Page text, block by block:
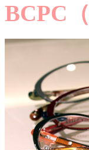
BCPC